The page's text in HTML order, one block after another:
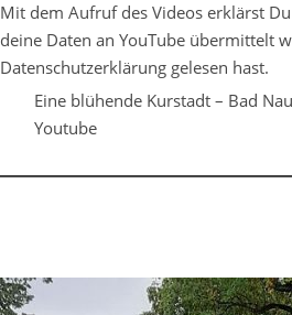
Mit dem Aufruf des Videos erklärst
deine Daten an YouTube übermittelt
Datenschutzerklärung gelesen hast.
Eine blühende Kurstadt – Bad
Youtube